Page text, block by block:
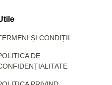
ȘI CONDIȚII
DE